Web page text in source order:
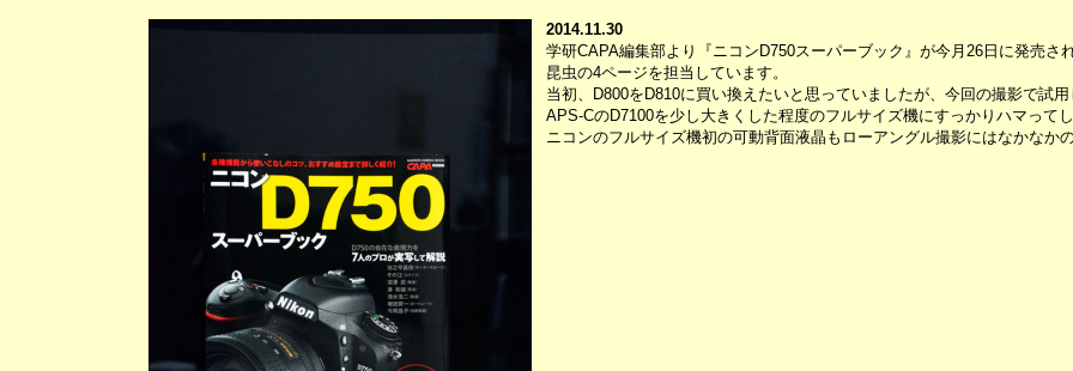
2014.11.30
学研CAPA編集部より『ニコンD750スーパーブック』が今月26日に発売され
昆虫の4ページを担当しています。
当初、D800をD810に買い換えたいと思っていましたが、今回の撮影で試
APS-CのD7100を少し大きくした程度のフルサイズ機にすっかりハマってし
ニコンのフルサイズ機初の可動背面液晶もローアングル撮影にはなかなか